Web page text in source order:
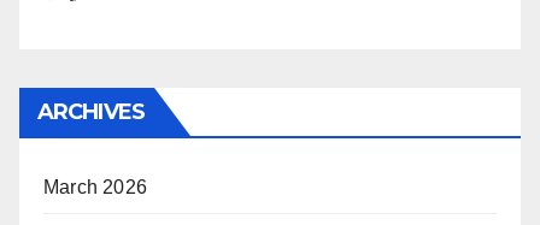
ARCHIVES
March 2026